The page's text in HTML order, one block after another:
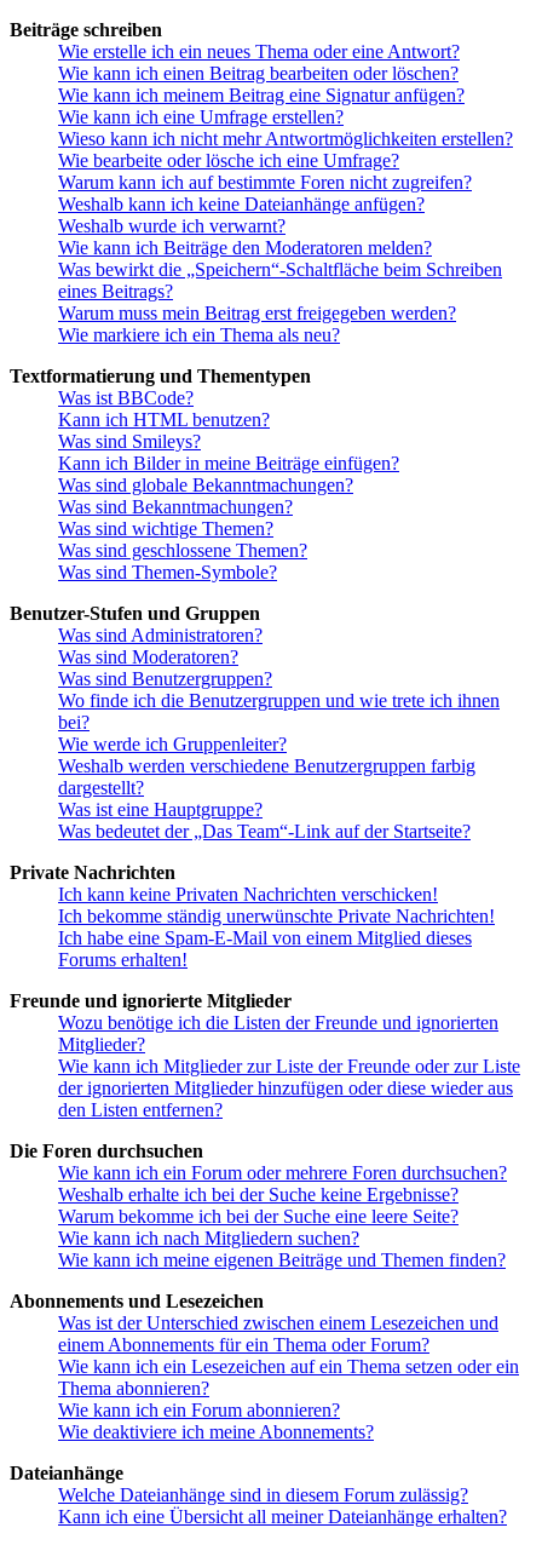
Beiträge schreiben
Wie erstelle ich ein neues Thema oder eine Antwort?
Wie kann ich einen Beitrag bearbeiten oder löschen?
Wie kann ich meinem Beitrag eine Signatur anfügen?
Wie kann ich eine Umfrage erstellen?
Wieso kann ich nicht mehr Antwortmöglichkeiten erstellen?
Wie bearbeite oder lösche ich eine Umfrage?
Warum kann ich auf bestimmte Foren nicht zugreifen?
Weshalb kann ich keine Dateianhänge anfügen?
Weshalb wurde ich verwarnt?
Wie kann ich Beiträge den Moderatoren melden?
Was bewirkt die „Speichern“-Schaltfläche beim Schreiben
eines Beitrags?
Warum muss mein Beitrag erst freigegeben werden?
Wie markiere ich ein Thema als neu?
Textformatierung und Thementypen
Was ist BBCode?
Kann ich HTML benutzen?
Was sind Smileys?
Kann ich Bilder in meine Beiträge einfügen?
Was sind globale Bekanntmachungen?
Was sind Bekanntmachungen?
Was sind wichtige Themen?
Was sind geschlossene Themen?
Was sind Themen-Symbole?
Benutzer-Stufen und Gruppen
Was sind Administratoren?
Was sind Moderatoren?
Was sind Benutzergruppen?
Wo finde ich die Benutzergruppen und wie trete ich ihnen
bei?
Wie werde ich Gruppenleiter?
Weshalb werden verschiedene Benutzergruppen farbig
dargestellt?
Was ist eine Hauptgruppe?
Was bedeutet der „Das Team“-Link auf der Startseite?
Private Nachrichten
Ich kann keine Privaten Nachrichten verschicken!
Ich bekomme ständig unerwünschte Private Nachrichten!
Ich habe eine Spam-E-Mail von einem Mitglied dieses
Forums erhalten!
Freunde und ignorierte Mitglieder
Wozu benötige ich die Listen der Freunde und ignorierten
Mitglieder?
Wie kann ich Mitglieder zur Liste der Freunde oder zur Liste
der ignorierten Mitglieder hinzufügen oder diese wieder aus
den Listen entfernen?
Die Foren durchsuchen
Wie kann ich ein Forum oder mehrere Foren durchsuchen?
Weshalb erhalte ich bei der Suche keine Ergebnisse?
Warum bekomme ich bei der Suche eine leere Seite?
Wie kann ich nach Mitgliedern suchen?
Wie kann ich meine eigenen Beiträge und Themen finden?
Abonnements und Lesezeichen
Was ist der Unterschied zwischen einem Lesezeichen und
einem Abonnements für ein Thema oder Forum?
Wie kann ich ein Lesezeichen auf ein Thema setzen oder ein
Thema abonnieren?
Wie kann ich ein Forum abonnieren?
Wie deaktiviere ich meine Abonnements?
Dateianhänge
Welche Dateianhänge sind in diesem Forum zulässig?
Kann ich eine Übersicht all meiner Dateianhänge erhalten?